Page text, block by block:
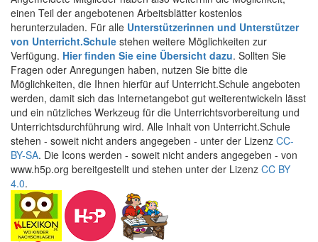
einen Teil der angebotenen Arbeitsblätter kostenlos
herunterzuladen. Für alle Unterstützerinnen und Unterstützer
von Unterricht.Schule stehen weitere Möglichkeiten zur
Verfügung. Hier finden Sie eine Übersicht dazu. Sollten Sie
Fragen oder Anregungen haben, nutzen Sie bitte die
Möglichkeiten, die Ihnen hierfür auf Unterricht.Schule angeboten
werden, damit sich das Internetangebot gut weiterentwickeln lässt
und ein nützliches Werkzeug für die Unterrichtsvorbereitung und
Unterrichtsdurchführung wird. Alle Inhalt von Unterricht.Schule
stehen - soweit nicht anders angegeben - unter der Lizenz CC-
BY-SA. Die Icons werden - soweit nicht anders angegeben - von
www.h5p.org bereitgestellt und stehen unter der Lizenz CC BY
4.0.